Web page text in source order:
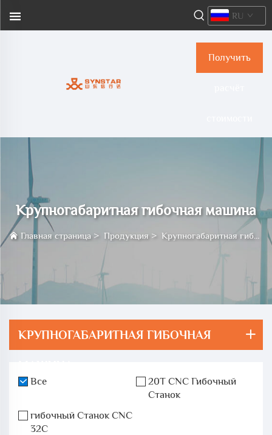
Получить
RU
Крупногабаритная гибочная машина
Главная страница > Продукция > Крупногабаритная гибочная машина
КРУПНОГАБАРИТНАЯ ГИБОЧНАЯ
Все
20T CNC Гибочный
Станок
гибочный Станок CNC
32C